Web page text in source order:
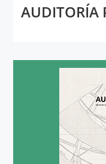
AUDITORÍA